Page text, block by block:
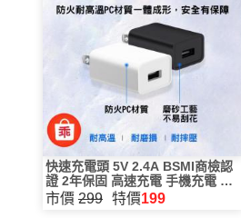
快速充電頭 5V 2.4A BSMI商檢認
證 2年保固 高速充電 手機充電 蘋
果充電 充電器 手機平板
市價 299 特價199